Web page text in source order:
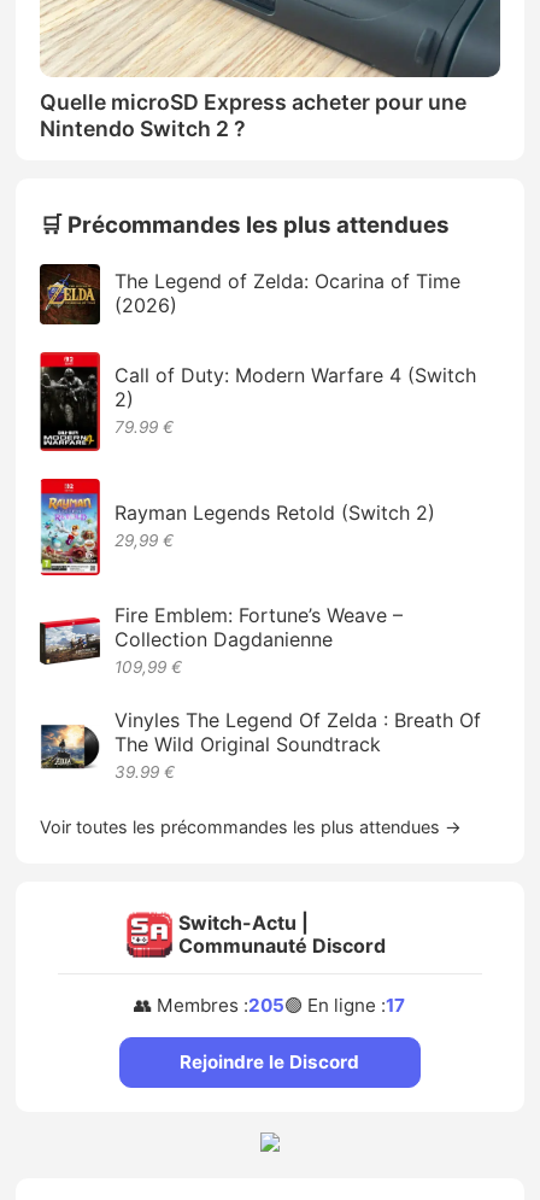
Quelle microSD Express acheter pour une
Nintendo Switch 2 ?
🛒 Précommandes les plus attendues
The Legend of Zelda: Ocarina of Time
(2026)
Call of Duty: Modern Warfare 4 (Switch
2)
79.99 €
Rayman Legends Retold (Switch 2)
29,99 €
Fire Emblem: Fortune’s Weave –
Collection Dagdanienne
109,99 €
Vinyles The Legend Of Zelda : Breath Of
The Wild Original Soundtrack
39.99 €
Voir toutes les précommandes les plus attendues →
Switch-Actu |
Communauté Discord
👥 Membres :205🟢 En ligne :17
Rejoindre le Discord